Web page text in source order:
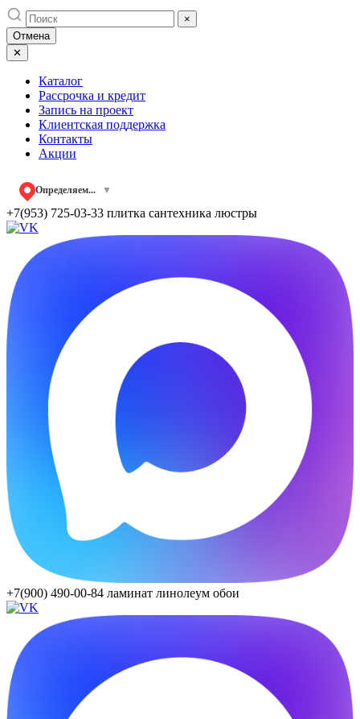
Skip
to
content
×
Отмена
✕
Каталог
Рассрочка и кредит
Запись на проект
Клиентская поддержка
Контакты
Акции
Определяем... ▼
+7(953) 725-03-33 плитка сантехника люстры
+7(900) 490-00-84 ламинат линолеум обои